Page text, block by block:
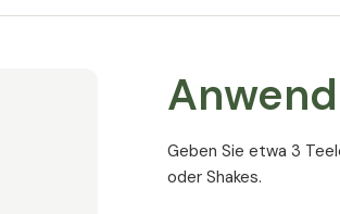
Geben Sie etwa 3
oder Shakes.